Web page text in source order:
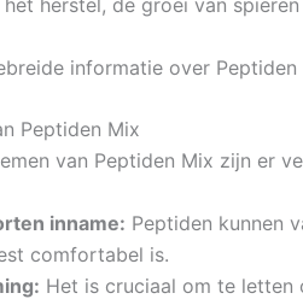
herstel, de groei van
informatie over Peptiden
Peptiden Mix
van Peptiden Mix zijn er
inname: Peptiden kunnen
comfortabel is.
Het is cruciaal om te letten